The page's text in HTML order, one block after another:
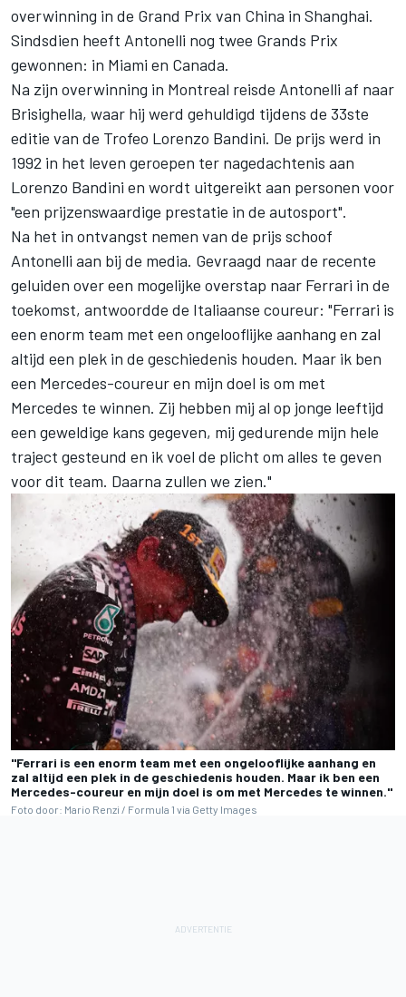
overwinning in de Grand Prix van China in Shanghai.
Sindsdien heeft Antonelli nog twee Grands Prix
gewonnen: in Miami en Canada.
Na zijn overwinning in Montreal reisde Antonelli af naar
Brisighella, waar hij werd gehuldigd tijdens de 33ste
editie van de Trofeo Lorenzo Bandini. De prijs werd in
1992 in het leven geroepen ter nagedachtenis aan
Lorenzo Bandini en wordt uitgereikt aan personen voor
"een prijzenswaardige prestatie in de autosport".
Na het in ontvangst nemen van de prijs schoof
Antonelli aan bij de media. Gevraagd naar de recente
geluiden over een mogelijke overstap naar Ferrari in de
toekomst, antwoordde de Italiaanse coureur: "Ferrari is
een enorm team met een ongelooflijke aanhang en zal
altijd een plek in de geschiedenis houden. Maar ik ben
een Mercedes-coureur en mijn doel is om met
Mercedes te winnen. Zij hebben mij al op jonge leeftijd
een geweldige kans gegeven, mij gedurende mijn hele
traject gesteund en ik voel de plicht om alles te geven
voor dit team. Daarna zullen we zien."
"Ferrari is een enorm team met een ongelooflijke aanhang en
zal altijd een plek in de geschiedenis houden. Maar ik ben een
Mercedes-coureur en mijn doel is om met Mercedes te winnen."
Foto door: Mario Renzi / Formula 1 via Getty Images